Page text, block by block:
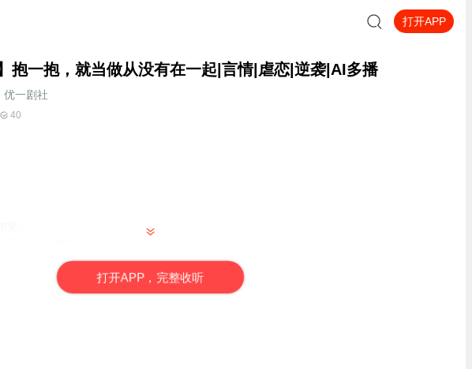
打开APP
】抱一抱，就当做从没有在一起|言情|虐恋|逆袭|AI多播
优一剧社
40
论、点赞，均有机会为单集音频冠名
想的单纯女子，一个出生在罗马过着纸醉金迷，花天酒地的富二代
样的爱恋？一个为爱化尘，一个失去才懂，到底是什么样的爱情才能让一个人迅速成长......
打开APP，完整收听